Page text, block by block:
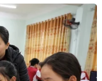
100 năm